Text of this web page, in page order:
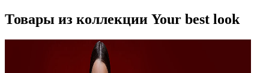
Товары из коллекции Your best look